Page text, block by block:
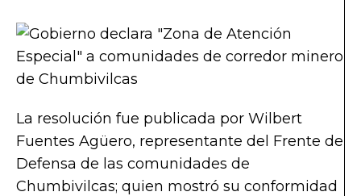
La resolución fue publicada por Wilbert
Fuentes Agüero, representante del Frente de
Defensa de las comunidades de
Chumbivilcas; quien mostró su conformidad